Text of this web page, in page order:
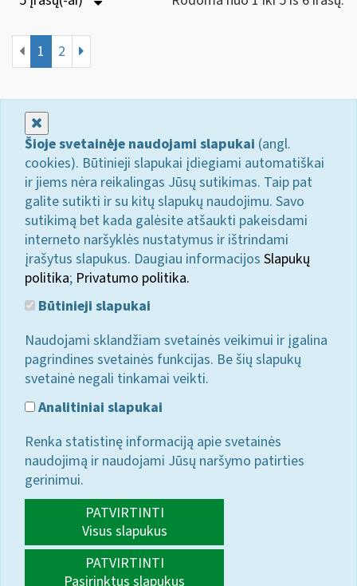
1 2
Šioje svetainėje naudojami slapukai (angl.
cookies). Būtinieji slapukai įdiegiami automatiškai
ir jiems nėra reikalingas Jūsų sutikimas. Taip pat
galite sutikti ir su kitų slapukų naudojimu. Savo
sutikimą bet kada galėsite atšaukti pakeisdami
interneto naršyklės nustatymus ir ištrindami
įrašytus slapukus. Daugiau informacijos Slapukų
politika; Privatumo politika.
Būtinieji slapukai
Naudojami sklandžiam svetainės veikimui ir įgalina
pagrindines svetainės funkcijas. Be šių slapukų
svetainė negali tinkamai veikti.
Analitiniai slapukai
Renka statistinę informaciją apie svetainės
naudojimą ir naudojami Jūsų naršymo patirties
gerinimui.
PATVIRTINTI
Visus slapukus
PATVIRTINTI
Pasirinktus slapukus